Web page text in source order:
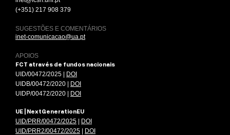
(+351) 217 908 379
SUGESTÕES E COMENTÁRIOS
inet-comunicacao@ua.pt
APOIOS
FCT através de fundos nacionais
UID/00472/2025 |
DOI
UIDB/00472/2020 |
DOI
UIDP/00472/2020 |
DOI
UE | NextGenerationEU
UID/PRR/00472/2025
DOI
UID/PRR2/00472/2025
DOI